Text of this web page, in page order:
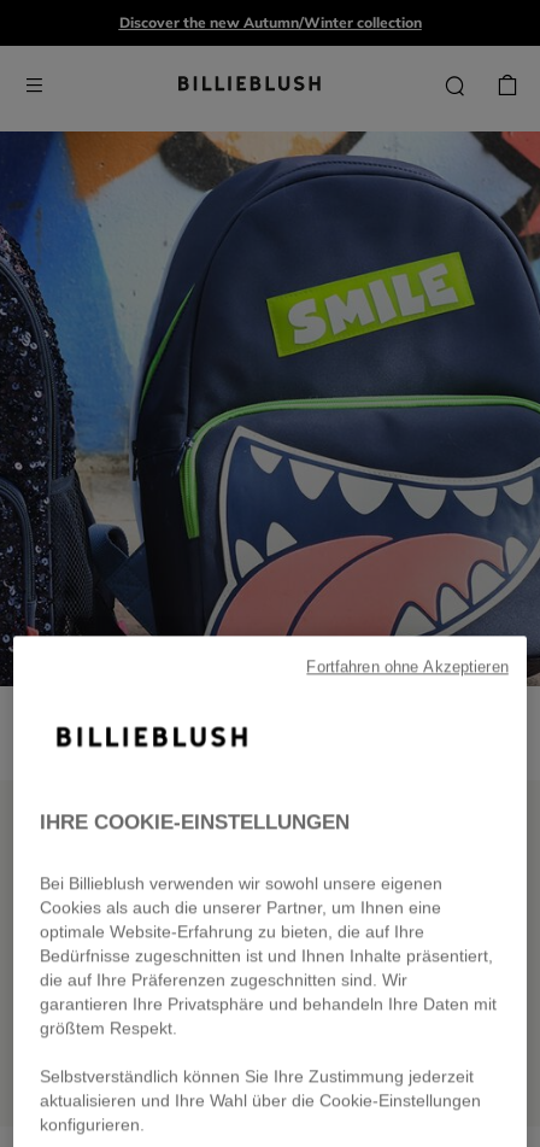
Discover the new Autumn/Winter collection
NEW CO
BILLIEBLUSH GOES
BACK TO SCHOOL
IHRE COOKIE-EINSTELLUNGEN
Bei Billieblush verwenden wir sowohl unsere eigenen
Cookies als auch die unserer Partner, um Ihnen eine
optimale Website-Erfahrung zu bieten, die auf Ihre
Bedürfnisse zugeschnitten ist und Ihnen Inhalte präsentiert,
die auf Ihre Präferenzen zugeschnitten sind. Wir
garantieren Ihre Privatsphäre und behandeln Ihre Daten mit
größtem Respekt.
Selbstverständlich können Sie Ihre Zustimmung jederzeit
aktualisieren und Ihre Wahl über die Cookie-Einstellungen
konfigurieren.
Fortfahren ohne Akzeptieren